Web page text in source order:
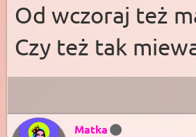
Od wczoraj też
Czy też tak
Matka